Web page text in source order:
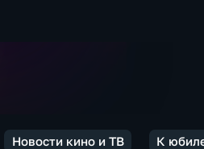
Новости кино и ТВ К